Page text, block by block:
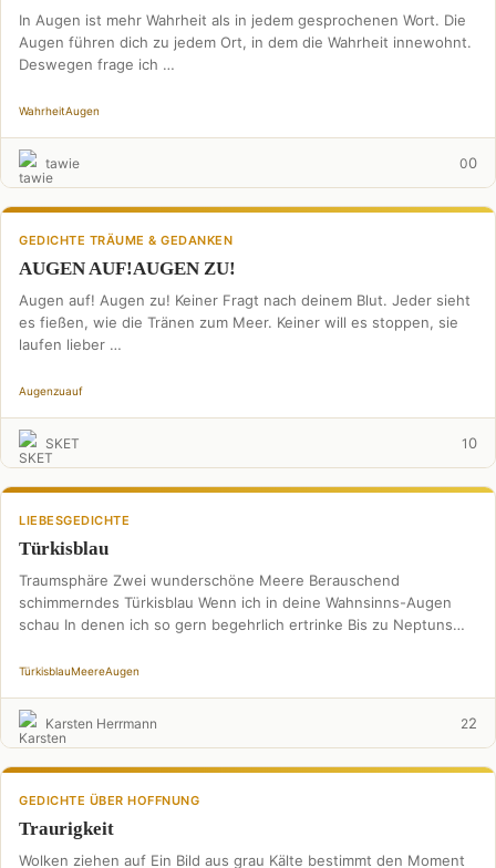
In Augen ist mehr Wahrheit als in jedem gesprochenen Wort. Die
Augen führen dich zu jedem Ort, in dem die Wahrheit innewohnt.
Deswegen frage ich …
WahrheitAugen
tawie 00
GEDICHTE TRÄUME & GEDANKEN
AUGEN AUF!AUGEN ZU!
Augen auf! Augen zu! Keiner Fragt nach deinem Blut. Jeder sieht
es fießen, wie die Tränen zum Meer. Keiner will es stoppen, sie
laufen lieber …
Augenzuauf
SKET 10
LIEBESGEDICHTE
Türkisblau
Traumsphäre Zwei wunderschöne Meere Berauschend
schimmerndes Türkisblau Wenn ich in deine Wahnsinns-Augen
schau In denen ich so gern begehrlich ertrinke Bis zu Neptuns
TürkisblauMeereAugen
Karsten Herrmann 22
GEDICHTE ÜBER HOFFNUNG
Traurigkeit
Wolken ziehen auf Ein Bild aus grau Kälte bestimmt den Moment